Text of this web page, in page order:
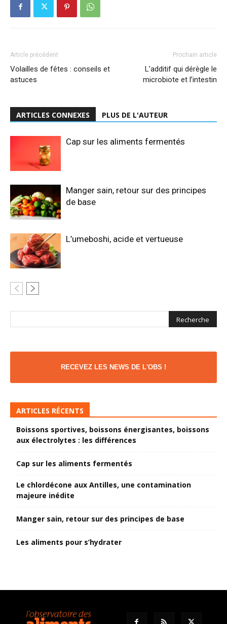
Article précédent
Volailles de fêtes : conseils et
astuces
Prochain article
L’additif qui dérègle le
microbiote et l’intestin
ARTICLES CONNEXES PLUS DE L'AUTEUR
Cap sur les aliments fermentés
Manger sain, retour sur des principes
de base
L’umeboshi, acide et vertueuse
RECEVEZ LES NEWS DE L'OBS !
ARTICLES RÉCENTS
Boissons sportives, boissons énergisantes, boissons
aux électrolytes : les différences
Cap sur les aliments fermentés
Le chlordécone aux Antilles, une contamination
majeure inédite
Manger sain, retour sur des principes de base
Les aliments pour s’hydrater